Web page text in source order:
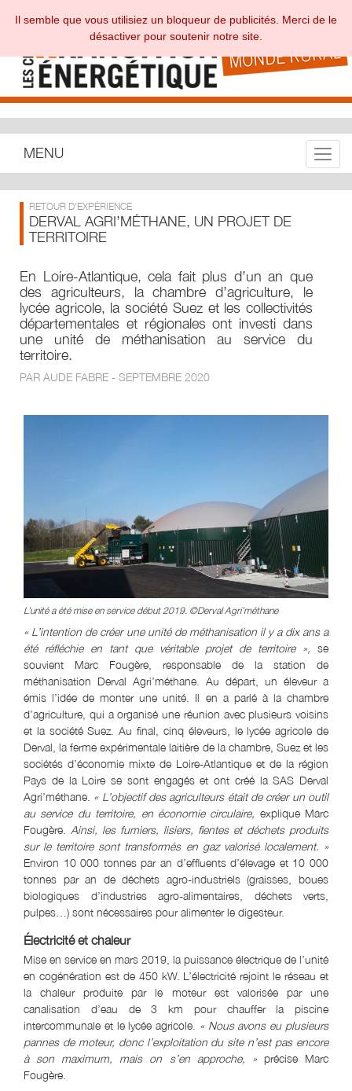
MENU
RETOUR D'EXPÉRIENCE
DERVAL AGRI’MÉTHANE, UN PROJET DE
TERRITOIRE
En Loire-Atlantique, cela fait plus d’un an que
des agriculteurs, la chambre d’agriculture, le
lycée agricole, la société Suez et les collectivités
départementales et régionales ont investi dans
une unité de méthanisation au service du
territoire.
PAR AUDE FABRE - SEPTEMBRE 2020
L’unité a été mise en service début 2019. ©Derval Agri’méthane
« L’intention de créer une unité de méthanisation il y a dix ans a
été réfléchie en tant que véritable projet de territoire », se
souvient Marc Fougère, responsable de la station de
méthanisation Derval Agri’méthane. Au départ, un éleveur a
émis l’idée de monter une unité. Il en a parlé à la chambre
d’agriculture, qui a organisé une réunion avec plusieurs voisins
et la société Suez. Au final, cinq éleveurs, le lycée agricole de
Derval, la ferme expérimentale laitière de la chambre, Suez et les
sociétés d’économie mixte de Loire-Atlantique et de la région
Pays de la Loire se sont engagés et ont créé la SAS Derval
Agri’méthane. « L’objectif des agriculteurs était de créer un outil
au service du territoire, en économie circulaire, explique Marc
Fougère. Ainsi, les fumiers, lisiers, fientes et déchets produits
sur le territoire sont transformés en gaz valorisé localement. »
Environ 10 ­000 tonnes par an d’effluents d’élevage et 10 ­000
tonnes par an de déchets agro-industriels (graisses, boues
biologiques d’industries agro-alimentaires, déchets verts,
pulpes…) sont nécessaires pour alimenter le digesteur.
Électricité et chaleur
Mise en service en mars 2019, la puissance électrique de l’unité
en cogénération est de 450 kW. L’électricité rejoint le réseau et
la chaleur produite par le moteur est valorisée par une
canalisation d’eau de 3 km pour chauffer la piscine
intercommunale et le lycée agricole. « Nous avons eu plusieurs
pannes de moteur, donc l’exploitation du site n’est pas encore
à son maximum, mais on s’en approche, »précise Marc
Fougère.
Il semble que vous utilisiez un bloqueur de publicités. Merci de le
désactiver pour soutenir notre site.